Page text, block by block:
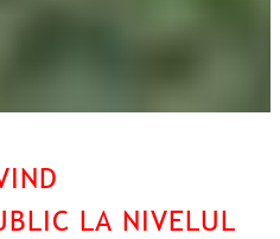
LA NIVELUL